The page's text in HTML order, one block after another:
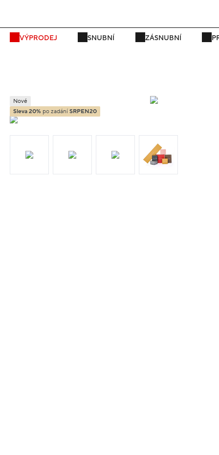
VÝPRODEJ SNUBNÍ ZÁSNUBNÍ
Nové
Sleva 20% po zadání SRPEN20